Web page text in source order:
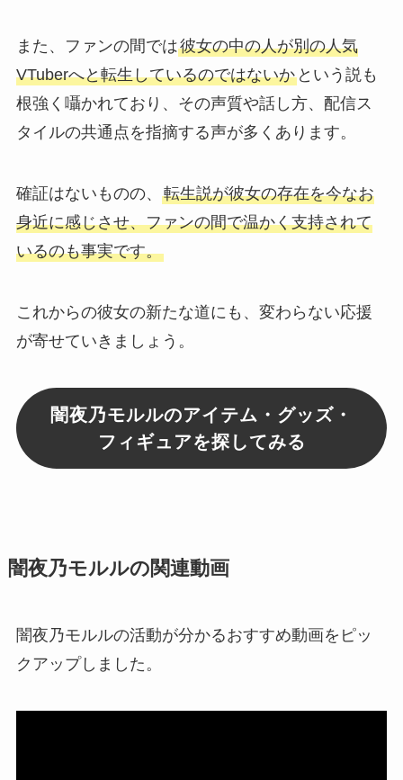
また、ファンの間では彼女の中の人が別の人気
VTuberへと転生しているのではないかという説も
根強く囁かれており、その声質や話し方、配信ス
タイルの共通点を指摘する声が多くあります。
確証はないものの、 転生説が彼女の存在を今なお
身近に感じさせ、ファンの間で温かく支持されて
いるのも事実です。
これからの彼女の新たな道にも、変わらない応援
が寄せていきましょう。
闇夜乃モルルのアイテム・グッズ・
フィギュアを探してみる
闇夜乃モルルの関連動画
闇夜乃モルルの活動が分かるおすすめ動画をピッ
クアップしました。